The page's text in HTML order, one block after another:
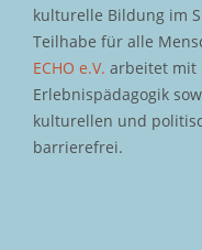
kulturelle Bildung im
Teilhabe für alle
ECHO e.V. arbeitet mit
Erlebnispädagogik
kulturellen und
barrierefrei.